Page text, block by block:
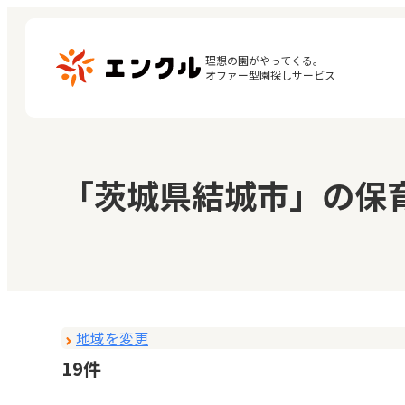
理想の園がやってくる。
オファー型園探しサービス
保育園・幼稚園を探す
地図から探す
「茨城県結城市」の
地域を変更
19件